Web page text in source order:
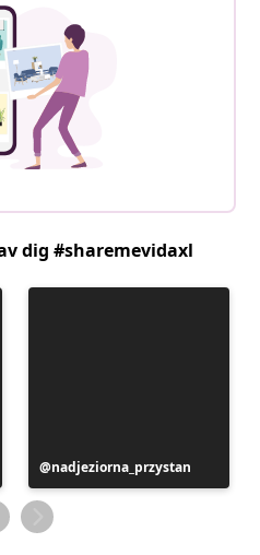
dig #sharemevidaxl
Inlägg
publicerat
av
nadjeziorna_przystan